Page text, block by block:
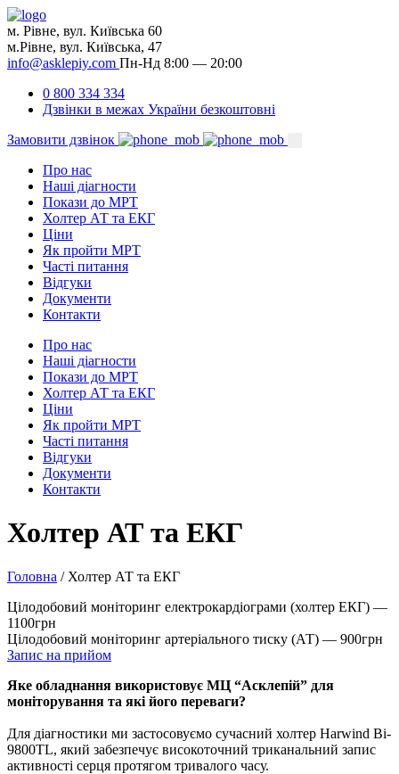
м. Рівне, вул. Київська 60
м.Рівне, вул. Київська, 47
info@asklepiy.com Пн-Нд 8:00 — 20:00
0 800 334 334
Дзвінки в межах України безкоштовні
Замовити дзвінок
Про нас
Наші діагности
Покази до МРТ
Холтер АТ та ЕКГ
Ціни
Як пройти МРТ
Часті питання
Відгуки
Документи
Контакти
Про нас
Наші діагности
Покази до МРТ
Холтер АТ та ЕКГ
Ціни
Як пройти МРТ
Часті питання
Відгуки
Документи
Контакти
Холтер АТ та ЕКГ
Головна / Холтер АТ та ЕКГ
Цілодобовий моніторинг електрокардіограми (холтер ЕКГ) —
1100грн
Цілодобовий моніторинг артеріального тиску (АТ) — 900грн
Запис на прийом
Яке обладнання використовує МЦ “Асклепій” для
моніторування та які його переваги?
Для діагностики ми застосовуємо сучасний холтер Harwind Bi-
9800TL, який забезпечує високоточний триканальний запис
активності серця протягом тривалого часу.